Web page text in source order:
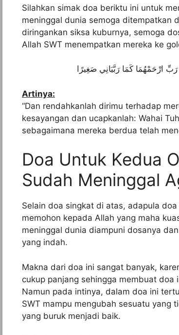
Silahkan simak doa beriktu ini untuk
meninggal dunia semoga ditempatkan
diringankan siksa kuburnya, semoga
Allah SWT menempatkan mereka ke
ارْحَمْهُمَا كَمَا رَبَّيَانِي صَغِيرًا
Artinya:
“Dan rendahkanlah dirimu terhadap
kesayangan dan ucapkanlah: Wahai
sebagaimana mereka berdua telah
Doa Untuk Kedua
Sudah Meninggal
Selain doa singkat di atas, adapula
memohon kepada Allah yang maha
meninggal dunia diampuni dosanya
yang indah.
Makna dari doa ini sangat banyak,
cukup panjang sehingga membuat doa
Namun pada intinya, dalam doa ini
SWT mampu mengubah sesuatu yang
yang buruk menjadi baik.